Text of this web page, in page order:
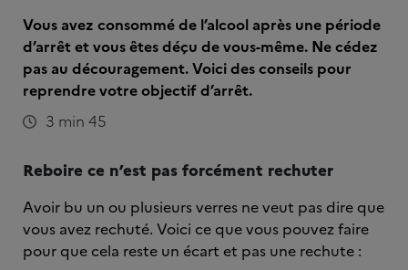
Vous avez consommé de l’alcool après une période
d’arrêt et vous êtes déçu de vous-même. Ne cédez
pas au découragement. Voici des conseils pour
reprendre votre objectif d’arrêt.
3 min 45
Reboire ce n’est pas forcément rechuter
Avoir bu un ou plusieurs verres ne veut pas dire que
vous avez rechuté. Voici ce que vous pouvez faire
pour que cela reste un écart et pas une rechute :